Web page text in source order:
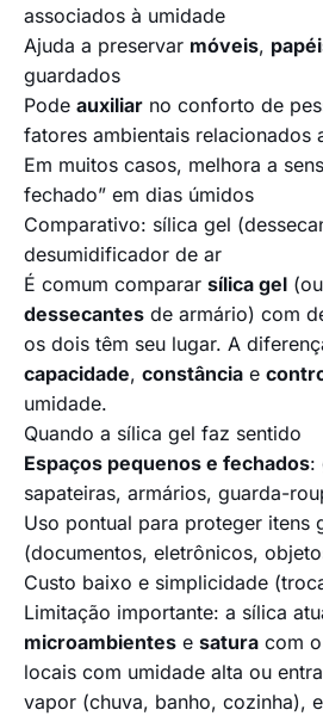
associados à umidade
Ajuda a preservar móveis,
guardados
Pode auxiliar no conforto de
fatores ambientais relacionados
Em muitos casos, melhora a
fechado” em dias úmidos
Comparativo: sílica gel
desumidificador de ar
É comum comparar sílica gel
dessecantes de armário) com
os dois têm seu lugar. A
capacidade, constância e
umidade.
Quando a sílica gel faz sentido
Espaços pequenos e fechados:
sapateiras, armários, guarda-
Uso pontual para proteger itens
(documentos, eletrônicos,
Custo baixo e simplicidade
Limitação importante: a sílica
microambientes e satura com
locais com umidade alta ou
vapor (chuva, banho, cozinha),